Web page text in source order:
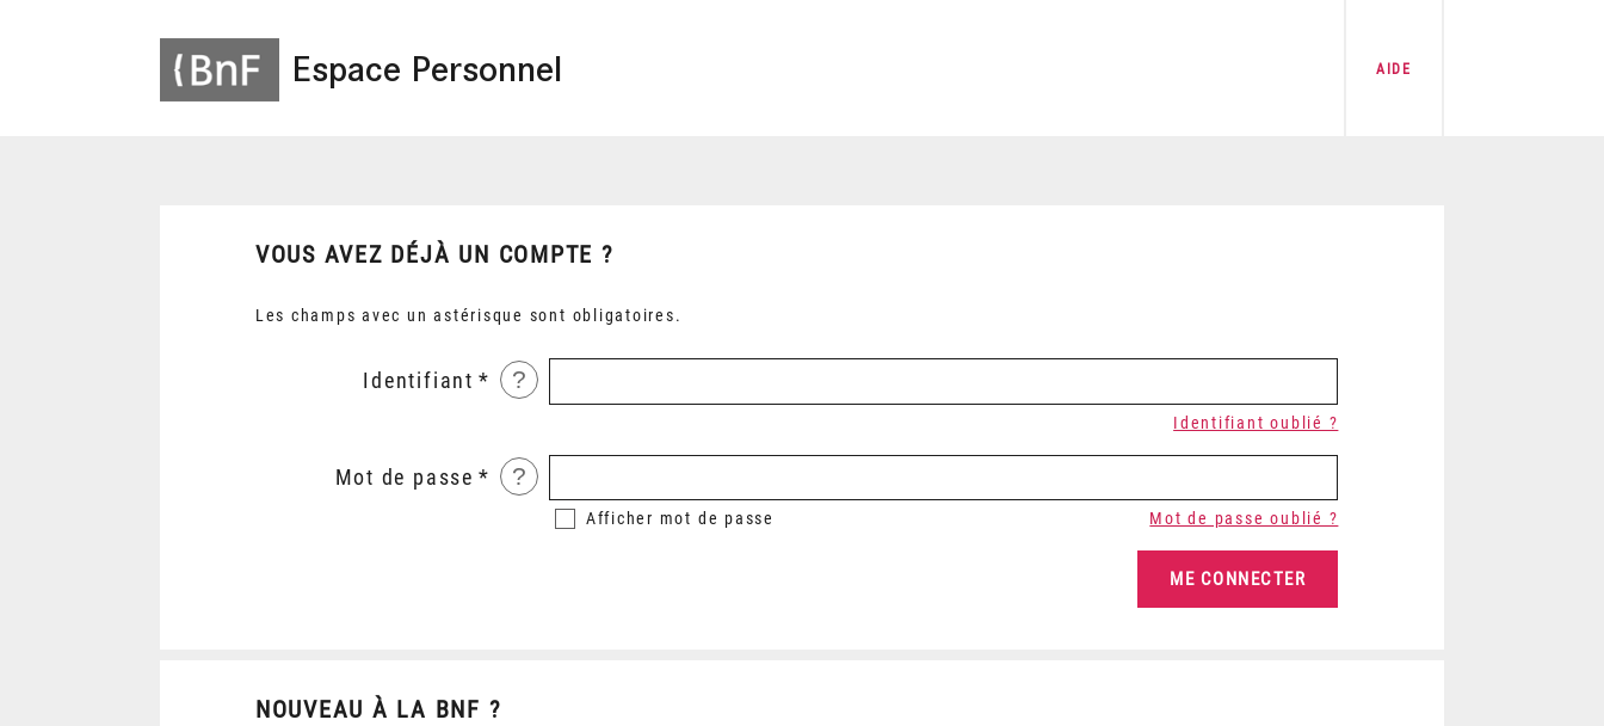
Espace Personnel AIDE
VOUS AVEZ DÉJÀ UN COMPTE ?
Les champs avec un astérisque sont obligatoires.
Identifiant ?
Identifiant oublié ?
Mot de passe ?
Afficher mot de passe Mot de passe oublié ?
NOUVEAU À LA BNF ?